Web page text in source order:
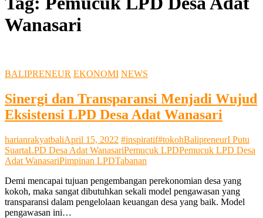
Wanasari
BALIPRENEUR EKONOMI NEWS
Sinergi dan Transparansi Menjadi Wujud
Eksistensi LPD Desa Adat Wanasari
harianrakyatbaliApril 15, 2022 #inspiratif#tokohBalipreneurI Putu
SuartaLPD Desa Adat WanasariPemucuk LPDPemucuk LPD Desa
Adat WanasariPimpinan LPDTabanan
Demi mencapai tujuan pengembangan perekonomian desa yang
kokoh, maka sangat dibutuhkan sekali model pengawasan yang
transparansi dalam pengelolaan keuangan desa yang baik. Model
pengawasan ini…